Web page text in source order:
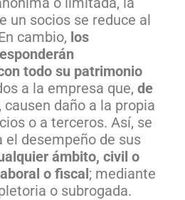
un socios se reduce al
cambio, los
todo su patrimonio
a la empresa que, de
, causen daño a la propia
o a terceros. Así, se
el desempeño de sus
ámbito, civil o
o fiscal; mediante
o subrogada.